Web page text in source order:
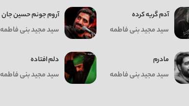
آدم گریه کرده
سید مجید بنی فاطمه
آروم ﺟﻮﻧﻢ ﺣﺴﻴﻦ ﺟﺎن
سید مجید بنی فاطمه
مادرم
سید مجید بنی فاطمه
دلم افتاده
سید مجید بنی فاطمه